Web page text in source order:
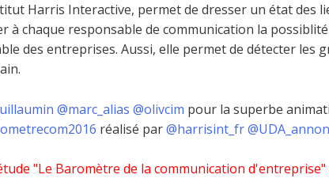
Harris Interactive, permet de dresser un état des
à chaque responsable de communication la
des entreprises. Aussi, elle permet de détecter les
@marc_alias @olivcim pour la superbe
réalisé par@harrisint_fr
"Le Baromètre de la communication d'entreprise"